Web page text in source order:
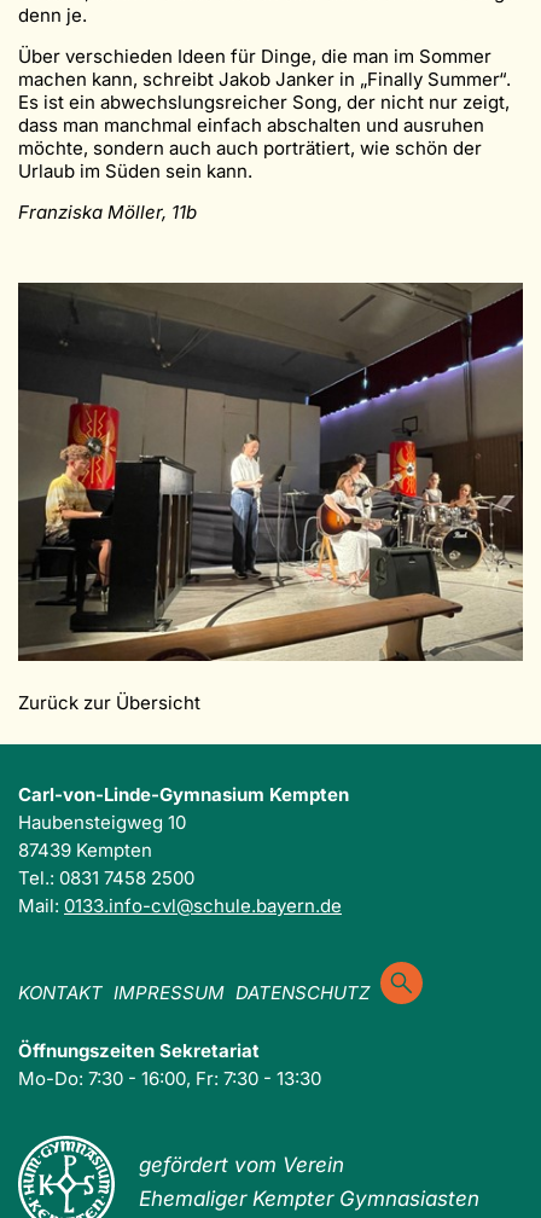
denn je.
Über verschieden Ideen für Dinge, die man im Sommer
machen kann, schreibt Jakob Janker in „Finally Summer“.
Es ist ein abwechslungsreicher Song, der nicht nur zeigt,
dass man manchmal einfach abschalten und ausruhen
möchte, sondern auch auch porträtiert, wie schön der
Urlaub im Süden sein kann.
Franziska Möller, 11b
Zurück zur Übersicht
Carl-von-Linde-Gymnasium Kempten
Haubensteigweg 10
87439 Kempten
Tel.: 0831 7458 2500
Mail: 0133.info-cvl@schule.bayern.de
KONTAKT IMPRESSUM DATENSCHUTZ
Öffnungszeiten Sekretariat
Mo-Do: 7:30 - 16:00, Fr: 7:30 - 13:30
gefördert vom Verein
Ehemaliger Kempter Gymnasiasten